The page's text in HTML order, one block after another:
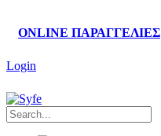
ONLINE ΠΑΡΑΓΓΕΛΙΕΣ
Login